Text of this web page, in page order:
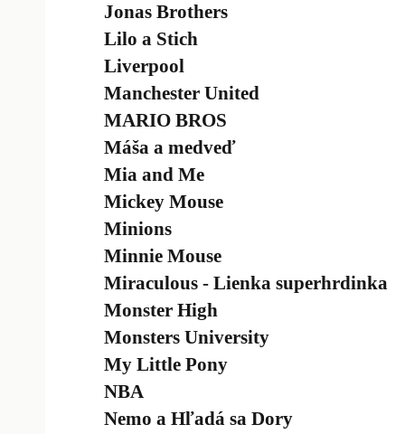
Jonas Brothers
Lilo a Stich
Liverpool
Manchester United
MARIO BROS
Máša a medveď
Mia and Me
Mickey Mouse
Minions
Minnie Mouse
Miraculous - Lienka superhrdinka
Monster High
Monsters University
My Little Pony
NBA
Nemo a Hľadá sa Dory